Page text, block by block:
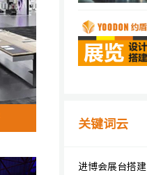
关键词云
进博会展台搭建